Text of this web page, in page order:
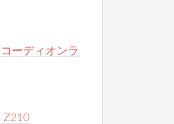
ーディオンラ
Z210